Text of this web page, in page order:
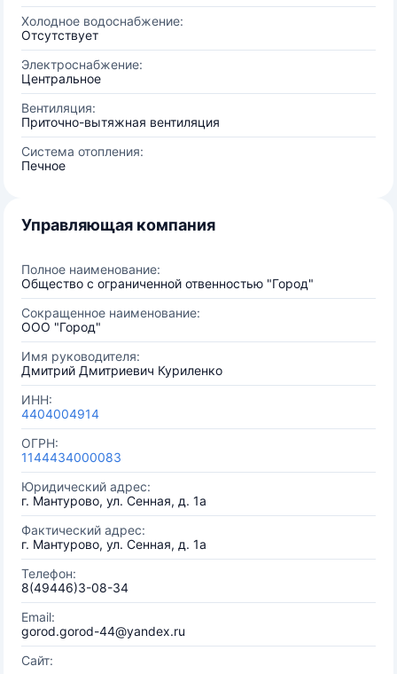
Холодное водоснабжение:
Отсутствует
Электроснабжение:
Центральное
Вентиляция:
Приточно-вытяжная вентиляция
Система отопления:
Печное
Управляющая компания
Полное наименование:
Общество с ограниченной отвенностью "Город"
Сокращенное наименование:
ООО "Город"
Имя руководителя:
Дмитрий Дмитриевич Куриленко
ИНН:
4404004914
ОГРН:
1144434000083
Юридический адрес:
г. Мантурово, ул. Сенная, д. 1а
Фактический адрес:
г. Мантурово, ул. Сенная, д. 1а
Телефон:
8(49446)3-08-34
Email:
gorod.gorod-44@yandex.ru
Сайт: